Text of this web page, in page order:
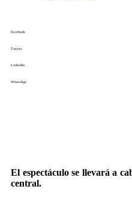
Facebook
Twitter
LinkedIn
WhatsApp
El espectáculo se llevará a
central.